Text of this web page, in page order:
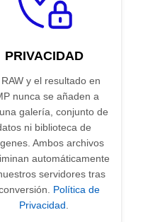
PRIVACIDAD
y el resultado en
nunca se añaden a
galería, conjunto de
ni biblioteca de
Ambos archivos
automáticamente
servidores tras
Política de
Privacidad